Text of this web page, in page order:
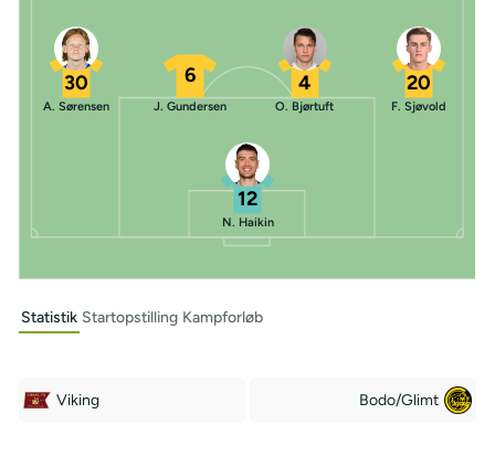
12
N. Haikin
30
A. Sørensen
6
J. Gundersen
4
O. Bjørtuft
20
F. Sjøvold
Statistik Startopstilling Kampforløb
Viking Bodo/Glimt